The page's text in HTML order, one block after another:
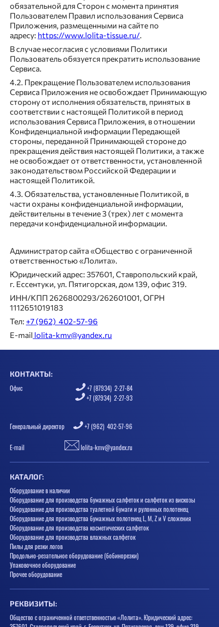
обязательной для Сторон с момента принятия
Пользователем Правил использования Сервиса
Приложения, размещенными на сайте по
адресу: https://www.lolita-tissue.ru/.
В случае несогласия с условиями Политики
Пользователь обязуется прекратить использование
Сервиса.
4.2. Прекращение Пользователем использования
Сервиса Приложения не освобождает Принимающую
сторону от исполнения обязательств, принятых в
соответствии с настоящей Политикой в период
использования Сервиса Приложения, в отношении
Конфиденциальной информации Передающей
стороны, переданной Принимающей стороне до
прекращения действия настоящей Политики, а также
не освобождает от ответственности, установленной
законодательством Российской Федерации и
настоящей Политикой.
4.3. Обязательства, установленные Политикой, в
части охраны конфиденциальной информации,
действительны в течение 3 (трех) лет с момента
передачи конфиденциальной информации.
Администратор сайта «Общество с ограниченной
ответственностью «Лолита».
Юридический адрес: 357601, Ставропольский край,
г. Ессентуки, ул. Пятигорская, дом 139, офис 319.
ИНН/КПП 2626800293/262601001, ОГРН
1112651019183
Тел: +7 (962) 402-57-96
E-mail lolita-kmv@yandex.ru
КОНТАКТЫ:
Офис
+7 (87934) 2-27-84
+7 (87934) 2-27-93
Генеральный директор +7 (962) 402-57-96
E-mail lolita-kmv@yandex.ru
КАТАЛОГ:
Оборудование в наличии
Оборудование для производства бумажных салфеток и салфеток из вискозы
Оборудование для производства туалетной бумаги и рулонных полотенец
Оборудование для производства бумажных полотенец L, M, Z и V сложения
Оборудование для производства косметических салфеток
Оборудование для производства влажных салфеток
Пилы для резки логов
Продольно-резательное оборудование (бобинорезки)
Упаковочное оборудование
Прочее оборудование
РЕКВИЗИТЫ:
Общество с ограниченной ответственностью «Лолита». Юридический адрес: